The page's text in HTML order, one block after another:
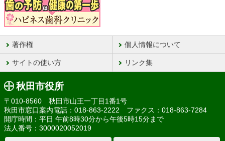
著作権 個人情報について
サイトの使い方 リンク集
秋田市役所
〒010-8560 秋田市山王一丁目1番1号
秋田市窓口案内電話：018-863-2222 ファクス：018-863-7284
開庁時間：平日 午前8時30分から午後5時15分まで
法人番号：3000020052019